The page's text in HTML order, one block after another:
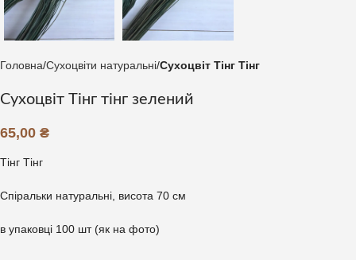
Головна Сухоцвіти натуральні Сухоцвіт Тінг Тінг
Сухоцвіт Тінг тінг зелений
65,00 ₴
Тінг Тінг
Спіральки натуральні, висота 70 см
в упаковці 100 шт (як на фото)